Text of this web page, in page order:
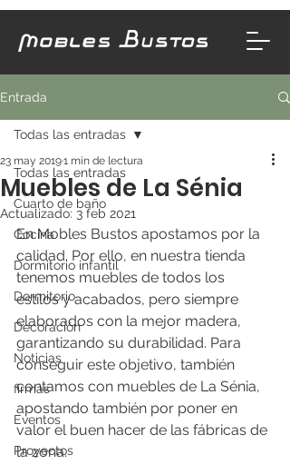
Entrada
Todas las entradas
Cuarto de baño
Cocina
Dormitorio infantil
Dormitorio
Decoración
Noticias
firmas
Eventos
Proyectos
Todas las entradas
Muebles de La Sénia
23 may 20191 min de lectura
Actualizado: 3 feb 2021
En Mobles Bustos apostamos por la
calidad. Por ello, en nuestra tienda
tenemos muebles de todos los
estilos y acabados, pero siempre
elaborados con la mejor madera,
garantizando su durabilidad. Para
conseguir este objetivo, también
contamos con muebles de La Sénia,
apostando también por poner en
valor el buen hacer de las fábricas de
la zona.